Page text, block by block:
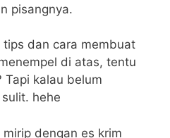
pisangnya.
dan cara membuat
di atas, tentu
Tapi kalau belum
hehe
dengan es krim